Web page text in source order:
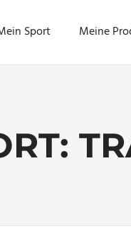
Sport Meine